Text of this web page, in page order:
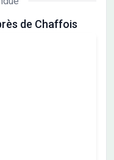
de Chaffois